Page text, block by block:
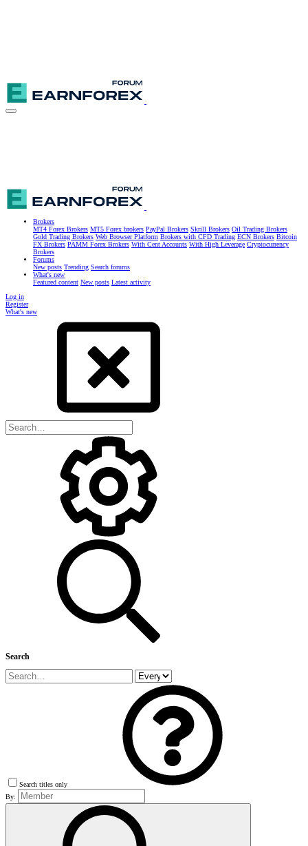
Brokers
MT4 Forex Brokers MT5 Forex brokers PayPal Brokers Skrill Brokers Oil Trading Brokers
Gold Trading Brokers Web Browser Platform Brokers with CFD Trading ECN Brokers Bitcoin
FX Brokers PAMM Forex Brokers With Cent Accounts With High Leverage Cryptocurrency
Brokers
Forums
New posts Trending Search forums
What's new
Featured content New posts Latest activity
Log in
Register
What's new
Search
Search titles only
By: